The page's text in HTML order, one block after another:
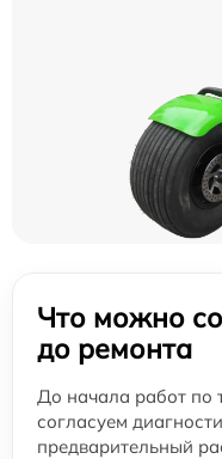
Что можно
до ремонта
До начала работ по
согласуем
предварительный